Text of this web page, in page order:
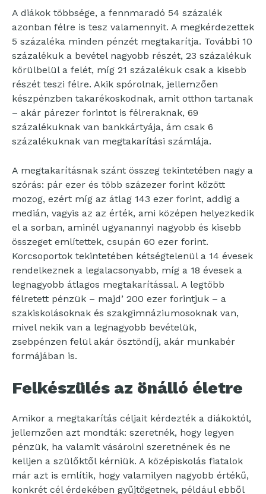
A diákok többsége, a fennmaradó 54 százalék
azonban félre is tesz valamennyit. A megkérdezettek
5 százaléka minden pénzét megtakarítja. További 10
százalékuk a bevétel nagyobb részét, 23 százalékuk
körülbelül a felét, míg 21 százalékuk csak a kisebb
részét teszi félre. Akik spórolnak, jellemzően
készpénzben takarékoskodnak, amit otthon tartanak
– akár párezer forintot is félreraknak, 69
százalékuknak van bankkártyája, ám csak 6
százalékuknak van megtakarítási számlája.
A megtakarításnak szánt összeg tekintetében nagy a
szórás: pár ezer és több százezer forint között
mozog, ezért míg az átlag 143 ezer forint, addig a
medián, vagyis az az érték, ami középen helyezkedik
el a sorban, aminél ugyanannyi nagyobb és kisebb
összeget említettek, csupán 60 ezer forint.
Korcsoportok tekintetében kétségtelenül a 14 évesek
rendelkeznek a legalacsonyabb, míg a 18 évesek a
legnagyobb átlagos megtakarítással. A legtöbb
félretett pénzük – majd’ 200 ezer forintjuk – a
szakiskolásoknak és szakgimnáziumosoknak van,
mivel nekik van a legnagyobb bevételük,
zsebpénzen felül akár ösztöndíj, akár munkabér
formájában is.
Felkészülés az önálló életre
Amikor a megtakarítás céljait kérdezték a diákoktól,
jellemzően azt mondták: szeretnék, hogy legyen
pénzük, ha valamit vásárolni szeretnének és ne
kelljen a szülőktől kérniük. A középiskolás fiatalok
már azt is említik, hogy valamilyen nagyobb értékű,
konkrét cél érdekében gyűjtögetnek, például ebből